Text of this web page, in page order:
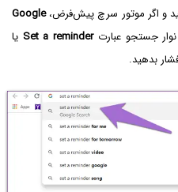
و اگر موتور سرچ پیش‌فرض،Google
جستجو عبارتSet a reminder یا
بدهید.